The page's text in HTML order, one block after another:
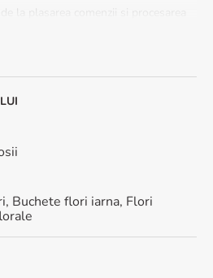
la plasarea comenzii si procesarea
mult timp.
, Buchete flori iarna, Flori